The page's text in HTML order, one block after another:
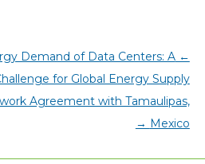
←
Demand of Data Centers: A
for Global Energy Supply
Agreement with Tamaulipas,
Mexico
→